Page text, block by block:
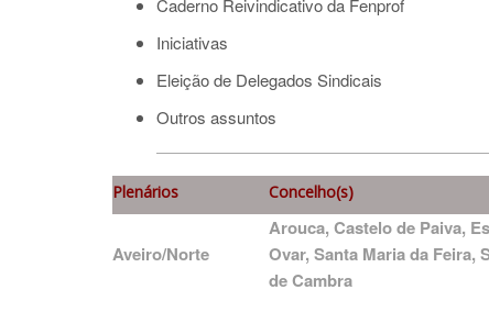
Caderno Reivindicativo da Fenprof
Iniciativas
Eleição de Delegados Sindicais
Outros assuntos
Plenários Concelho(s)
Aveiro/Norte
Arouca, Castelo de Paiva,
Ovar, Santa Maria da Feira,
de Cambra